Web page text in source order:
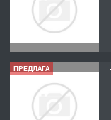
ПРЕДЛАГА